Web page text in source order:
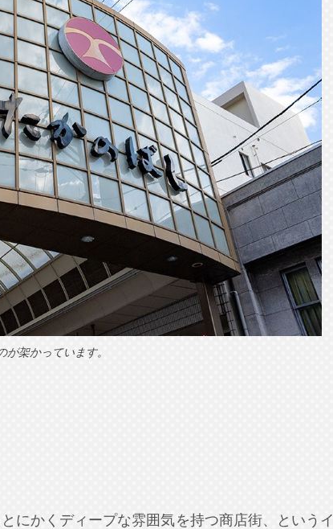
架かっています。
にかくディープな雰囲気を持つ商店街、というイ